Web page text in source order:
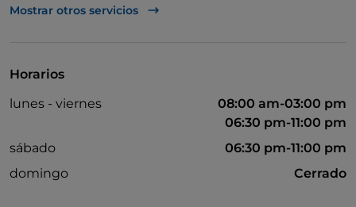
Acceso para inválidos
Mostrar otros servicios
Horarios
lunes - viernes
08:00 am-03:00 pm
06:30 pm-11:00 pm
sábado
06:30 pm-11:00 pm
domingo
Cerrado